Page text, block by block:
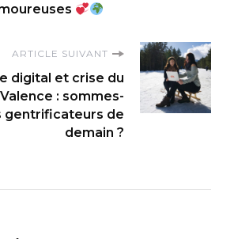
ARTICLE SUIVANT
digital et crise du
: sommes-
gentrificateurs de
demain ?